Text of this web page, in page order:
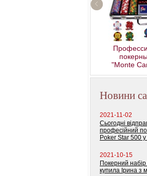
покерный
"Monte Carlo
Новини
2021-11-02
Сьогодні
професійний
Poker Star 500
2021-10-15
Покерний
купила Ірина з